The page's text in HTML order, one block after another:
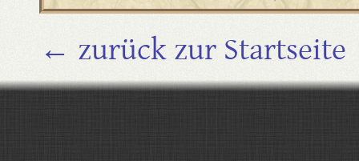
← zurück zur Startseite